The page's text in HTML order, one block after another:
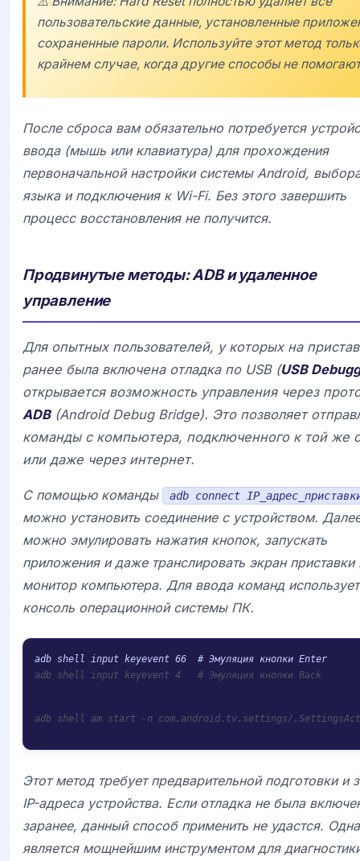
пользовательские данные, установленные
сохраненные пароли. Используйте этот метод
крайнем случае, когда другие способы не
После сброса вам обязательно потребуется
ввода (мышь или клавиатура) для прохождения
первоначальной настройки системы Android,
языка и подключения к Wi-Fi. Без этого завершить
процесс восстановления не получится.
Продвинутые методы: ADB и удаленное
управление
Для опытных пользователей, у которых на
ранее была включена отладка по USB (USB
открывается возможность управления через
ADB(Android Debug Bridge). Это позволяет
команды с компьютера, подключенного к той же
или даже через интернет.
С помощью команды adb connect
можно установить соединение с устройством.
можно эмулировать нажатия кнопок, запускать
приложения и даже транслировать экран приставки
монитор компьютера. Для ввода команд
консоль операционной системы ПК.
adb shell input keyevent 4   # Эмуляция кнопки Back
adb shell am start -n com.android.tv.settings/
Этот метод требует предварительной подготовки и
IP-адреса устройства. Если отладка не была
заранее, данный способ применить не удастся.
является мощнейшим инструментом для